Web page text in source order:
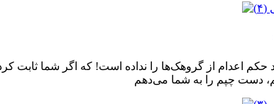
اعدام از گروهک‌ها را نداده است! که اگر شما ثابت